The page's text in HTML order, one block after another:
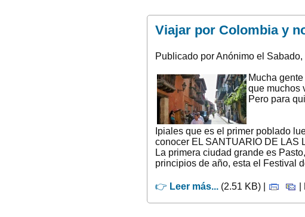
Viajar por Colombia y
Publicado por Anónimo el
Mucha
que muchos
Pero para
Ipiales que es el primer poblado
conocer EL SANTUARIO DE LAS
La primera ciudad grande es
principios de año, esta el Festival
👉 Leer más... (2.51 KB) |